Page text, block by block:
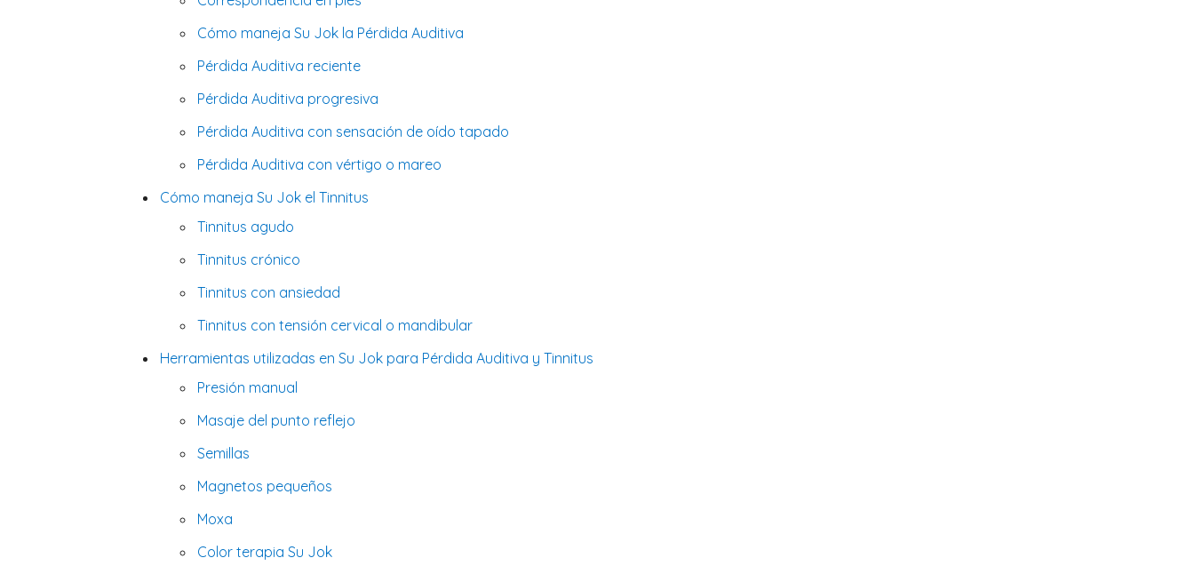
Cómo maneja Su Jok la Pérdida Auditiva
Pérdida Auditiva reciente
Pérdida Auditiva progresiva
Pérdida Auditiva con sensación de oído tapado
Pérdida Auditiva con vértigo o mareo
Cómo maneja Su Jok el Tinnitus
Tinnitus agudo
Tinnitus crónico
Tinnitus con ansiedad
Tinnitus con tensión cervical o mandibular
Herramientas utilizadas en Su Jok para Pérdida Auditiva y Tinnitus
Presión manual
Masaje del punto reflejo
Semillas
Magnetos pequeños
Moxa
Color terapia Su Jok